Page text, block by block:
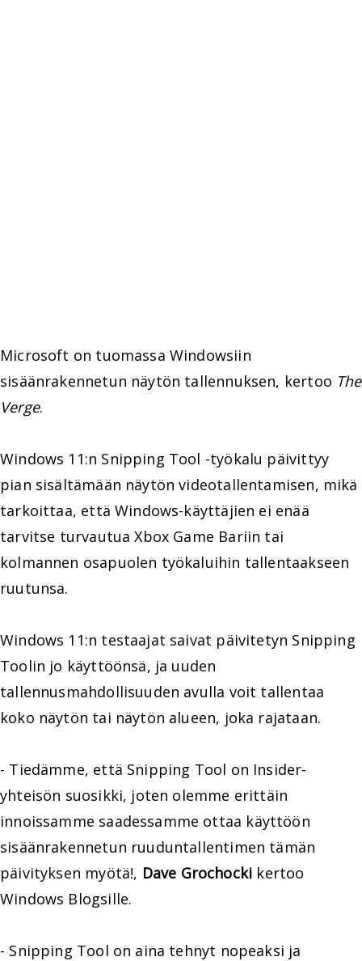
Microsoft on tuomassa Windowsiin
sisäänrakennetun näytön tallennuksen, kertoo The
Verge.
Windows 11:n Snipping Tool -työkalu päivittyy
pian sisältämään näytön videotallentamisen, mikä
tarkoittaa, että Windows-käyttäjien ei enää
tarvitse turvautua Xbox Game Bariin tai
kolmannen osapuolen työkaluihin tallentaakseen
ruutunsa.
Windows 11:n testaajat saivat päivitetyn Snipping
Toolin jo käyttöönsä, ja uuden
tallennusmahdollisuuden avulla voit tallentaa
koko näytön tai näytön alueen, joka rajataan.
- Tiedämme, että Snipping Tool on Insider-
yhteisön suosikki, joten olemme erittäin
innoissamme saadessamme ottaa käyttöön
sisäänrakennetun ruuduntallentimen tämän
päivityksen myötä!, Dave Grochocki kertoo
Windows Blogsille.
- Snipping Tool on aina tehnyt nopeaksi ja